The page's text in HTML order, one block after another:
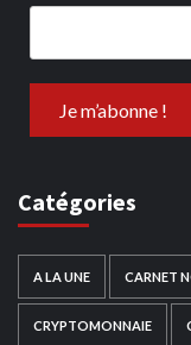
Catégories
A LA UNE CARNET
CRYPTOMONNAIE